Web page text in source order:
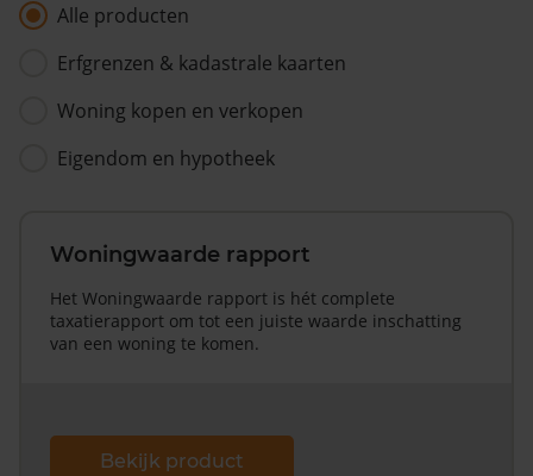
Alle producten
Erfgrenzen & kadastrale kaarten
Woning kopen en verkopen
Eigendom en hypotheek
Woningwaarde rapport
Het Woningwaarde rapport is hét complete
taxatierapport om tot een juiste waarde inschatting
van een woning te komen.
Bekijk product